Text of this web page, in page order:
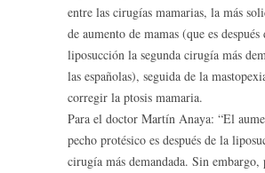
entre las cirugías mamarias, la más
de aumento de mamas (que es después
liposucción la segunda cirugía más
las españolas), seguida de la
corregir la ptosis mamaria.
Para el doctor Martín Anaya: “El
pecho protésico es después de la
cirugía más demandada. Sin embargo,